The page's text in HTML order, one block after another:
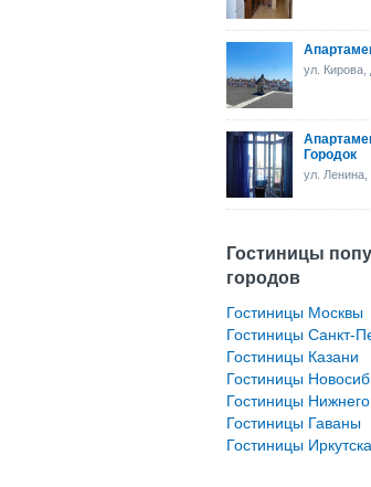
ул. Кирова,
Городок
ул. Ленина,
Гостиницы
городов
Гостиницы Москвы
Гостиницы Санкт-
Гостиницы Казани
Гостиницы
Гостиницы
Гостиницы Гаваны
Гостиницы Иркутска